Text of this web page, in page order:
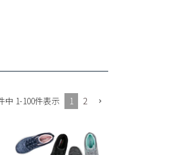
中 1-100件表示 1 2